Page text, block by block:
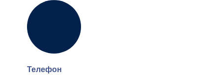
Телефон